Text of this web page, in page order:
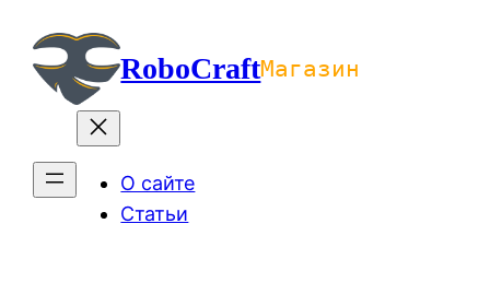
содержимомуRoboCraftМагазин
О сайте
Статьи